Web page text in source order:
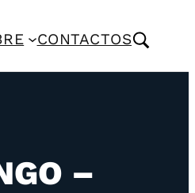
CONTACTOS
–